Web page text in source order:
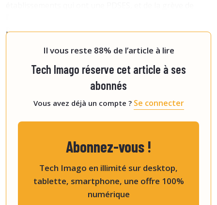
partagé (DMP). Par ailleurs, cette date coïncidait avec
Il vous reste 88% de l’article à lire
Tech Imago réserve cet article à ses
abonnés
Vous avez déjà un compte ? Se connecter
Abonnez-vous !
Tech Imago en illimité sur desktop,
tablette, smartphone, une offre 100%
numérique